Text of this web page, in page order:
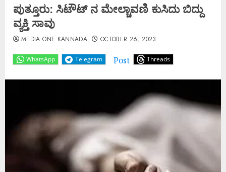
ಪುತ್ತೂರು: ಸಿಟೌಟ್ ನ ಮೇಲ್ಚಾವಣಿ ಕುಸಿದು ಬಿದ್ದು
ವ್ಯಕ್ತಿ ಸಾವು
WhatsApp Telegram Post Threads
MEDIA ONE KANNADA OCTOBER 26, 2023